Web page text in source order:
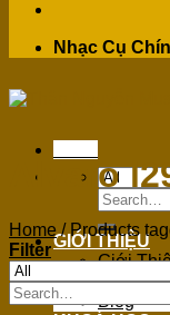
Nhạc Cụ
Search
for:
GIỚI THIỆU
Giới
Chính
Blog
Alvaro
Home /Products
Filter
Search
for: